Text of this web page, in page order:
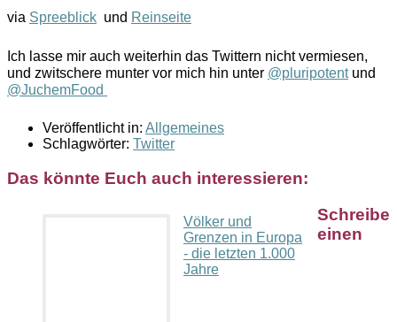
via Spreeblick und Reinseite
Ich lasse mir auch weiterhin das Twittern nicht vermiesen,
und zwitschere munter vor mich hin unter @pluripotentund
@JuchemFood
Veröffentlicht in: Allgemeines
Schlagwörter: Twitter
Das könnte Euch auch interessieren:
Völker und
Grenzen in Europa
- die letzten 1.000
Jahre
Schreibe
einen